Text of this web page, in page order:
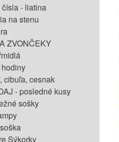
- liatina
na stenu
ZVONČEKY
cibuľa, cesnak
- posledné kusy
sošky
Sýkorky